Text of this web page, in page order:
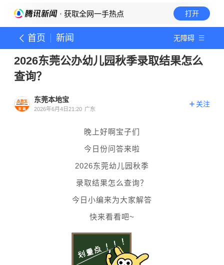
· 获取全网一手热点 打开
首页 新闻 无障碍
2026东莞公办幼儿园秋季录取结果怎么
查询？
东莞本地宝
2026年6月4日21:20 广东
关注
晚上好啊宝子们
今日份问答来啦
2026东莞幼儿园秋季
录取结果怎么查询？
今日小编来为大家解答
快来看看吧~